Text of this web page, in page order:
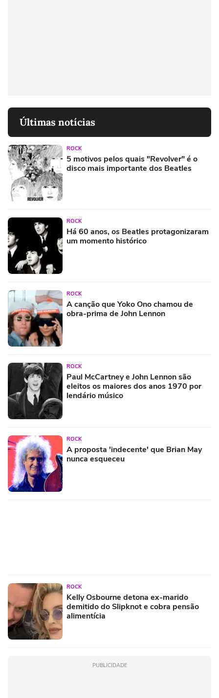
Últimas notícias
ROCK
5 motivos pelos quais "Revolver" é o
disco mais importante dos Beatles
ROCK
Há 60 anos, os Beatles protagonizaram
um momento histórico
ROCK
A canção que Yoko Ono chamou de
obra-prima de John Lennon
ROCK
Paul McCartney e John Lennon são
eleitos os maiores dos anos 1970 por
lendário músico
ROCK
A proposta 'indecente' que Brian May
nunca esqueceu
ROCK
Kelly Osbourne detona ex-marido
demitido do Slipknot e cobra pensão
alimentícia
PUBLICIDADE